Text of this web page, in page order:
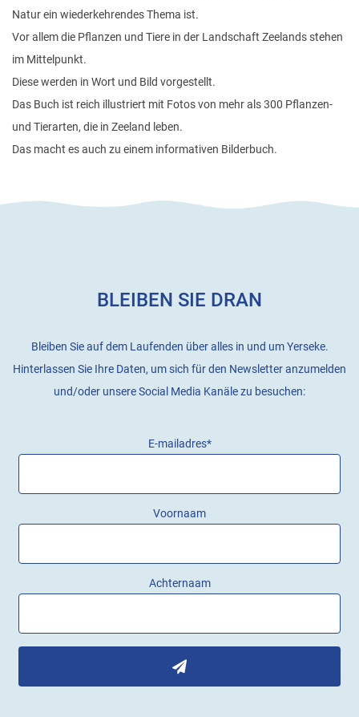
Natur ein wiederkehrendes Thema ist.
Vor allem die Pflanzen und Tiere in der Landschaft Zeelands stehen
im Mittelpunkt.
Diese werden in Wort und Bild vorgestellt.
Das Buch ist reich illustriert mit Fotos von mehr als 300 Pflanzen-
und Tierarten, die in Zeeland leben.
Das macht es auch zu einem informativen Bilderbuch.
BLEIBEN SIE DRAN
Bleiben Sie auf dem Laufenden über alles in und um Yerseke.
Hinterlassen Sie Ihre Daten, um sich für den Newsletter anzumelden
und/oder unsere Social Media Kanäle zu besuchen:
E-mailadres*
Voornaam
Achternaam